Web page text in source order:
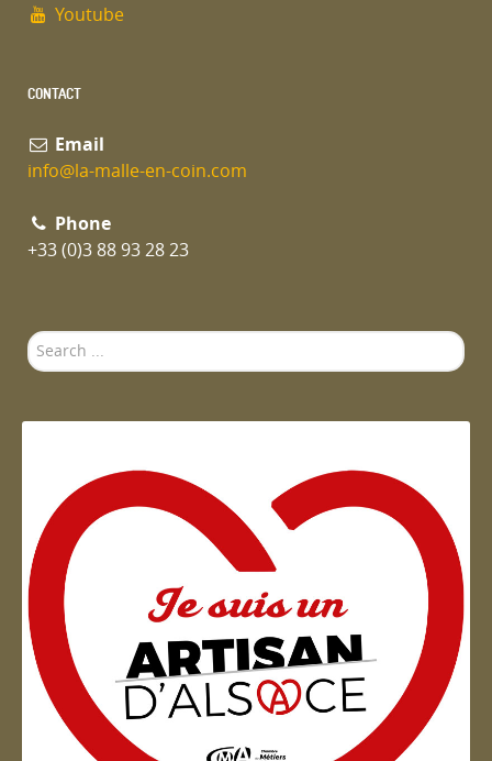
Youtube
CONTACT
Email
info@la-malle-en-coin.com
Phone
+33 (0)3 88 93 28 23
Search
...